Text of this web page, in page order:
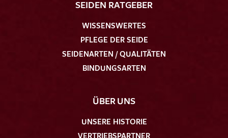
SEIDEN RATGEBER
WISSENSWERTES
PFLEGE DER SEIDE
SEIDENARTEN / QUALITÄTEN
BINDUNGSARTEN
ÜBER UNS
UNSERE HISTORIE
VERTRIEBSPARTNER